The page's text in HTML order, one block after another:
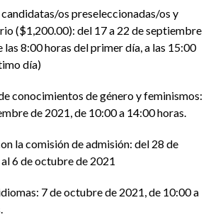
os preseleccionadas/os y
($1,200.00): del 17 a 22 de septiembre
las 8:00 horas del primer día, a las 15:00
día)
conocimientos de género y feminismos:
de 2021, de 10:00 a 14:00 horas.
la comisión de admisión: del 28 de
6 de octubre de 2021
7 de octubre de 2021, de 10:00 a